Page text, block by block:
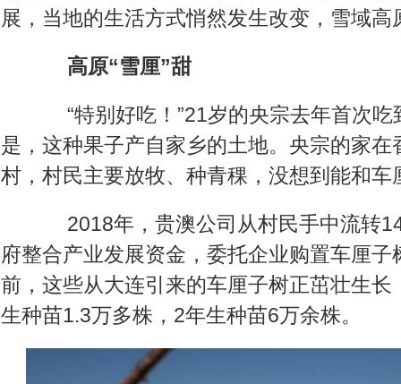
展，当地的生活方式悄然发生改变，雪域高
高原“雪厘”甜
“特别好吃！”21岁的央宗去年首次吃
是，这种果子产自家乡的土地。央宗的家
村，村民主要放牧、种青稞，没想到能和车
2018年，贵澳公司从村民手中流转
府整合产业发展资金，委托企业购置车厘
前，这些从大连引来的车厘子树正茁壮生长
生种苗1.3万多株，2年生种苗6万余株。